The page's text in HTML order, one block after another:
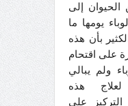
إلى
يومها ما
الكثير بأن هذه
على اقتحام
ولم يبالي
هذه
على